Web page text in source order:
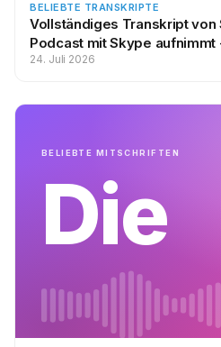
BELIEBTE TRANSKRIPTE
Vollständiges Transkript von
Podcast mit Skype aufnimmt
24. Juli 2026
BELIEBTE MITSCHRIFTEN
Die